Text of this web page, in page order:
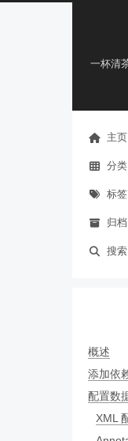
一杯清
主页
分类
标签
归档
搜索
概述
添加依
配置数
XML